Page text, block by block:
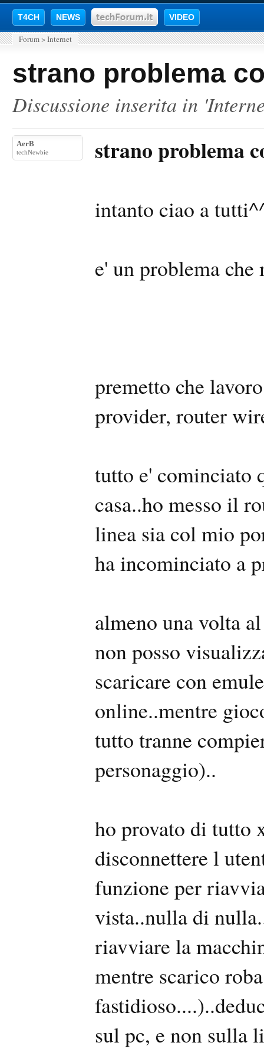
T4CH NEWS VIDEO
Forum > Internet
strano problema
Discussione inserita in '
AerB
techNewbie strano problema
intanto ciao a
e' un problema che
premetto che
provider, router
tutto e' cominciato
casa..ho messo il
linea sia col mio
ha incominciato a
almeno una volta
non posso
scaricare con
online..mentre
tutto tranne
personaggio)..
ho provato di tutto
disconnettere l
funzione per
vista..nulla di
riavviare la
mentre scarico
sul pc, e non sulla